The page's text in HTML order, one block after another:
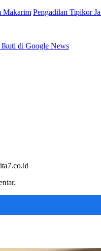
Makarim Pengadilan Tipikor
Ikuti di Google News